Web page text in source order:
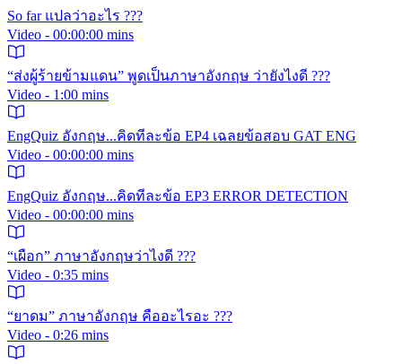
So far แปลว่าอะไร ???
Video - 00:00:00 mins
“ส่งผู้ร้ายข้ามแดน” พูดเป็นภาษาอังกฤษ ว่ายังไงดี ???
Video - 1:00 mins
EngQuiz อังกฤษ...คิดทีละข้อ EP4 เฉลยข้อสอบ GAT ENG
Video - 00:00:00 mins
EngQuiz อังกฤษ...คิดทีละข้อ EP3 ERROR DETECTION
Video - 00:00:00 mins
“เผือก” ภาษาอังกฤษว่าไงดี ???
Video - 0:35 mins
“ยาดม” ภาษาอังกฤษ คืออะไรอะ ???
Video - 0:26 mins